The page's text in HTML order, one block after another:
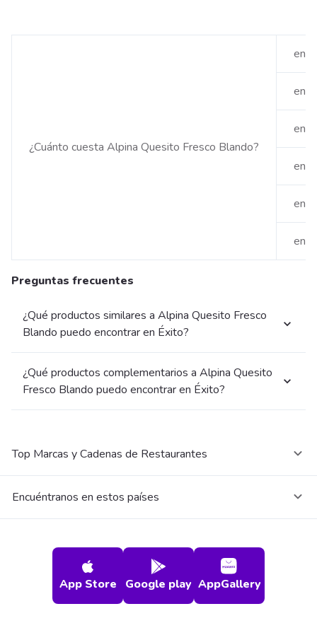
¿Cuánto cuesta Alpina Quesito Fresco Blando?
en
en
en
en
en
en
Preguntas frecuentes
¿Qué productos similares a Alpina Quesito Fresco
Blando puedo encontrar en Éxito?
¿Qué productos complementarios a Alpina Quesito
Fresco Blando puedo encontrar en Éxito?
Top Marcas y Cadenas de Restaurantes
Encuéntranos en estos países
App Store Google play AppGallery